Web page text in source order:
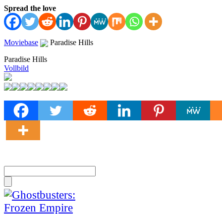
Spread the love
Moviebase Paradise Hills
Paradise Hills
Vollbild